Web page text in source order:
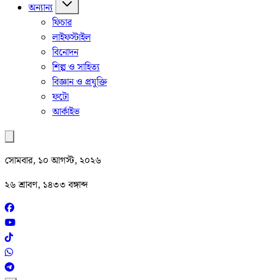
অন্যান্য
ফিচার
লাইফস্টাইল
বিনোদন
শিল্প ও সাহিত্য
বিজ্ঞান ও প্রযুক্তি
ফটো
আর্কাইভ
সোমবার, ১০ আগস্ট, ২০২৬
২৬ শ্রাবণ, ১৪৩৩ বঙ্গাব্দ